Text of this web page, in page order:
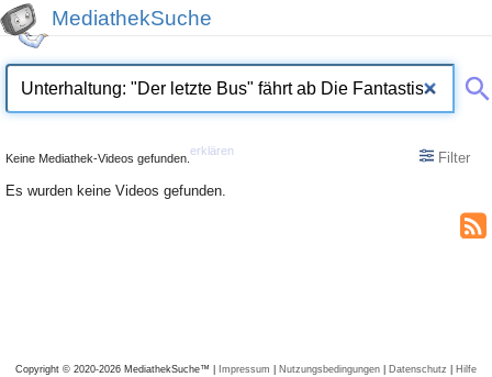
MediathekSuche
Keine Mediathek-Videos gefunden.
erklären
Filter
Es wurden keine Videos gefunden.
Copyright © 2020-2026 MediathekSuche™ | Impressum | Nutzungsbedingungen | Datenschutz | Hilfe